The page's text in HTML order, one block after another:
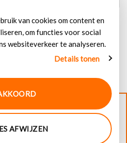
van cookies om content en
om functies voor social
websiteverkeer te analyseren.
Details tonen
AFWIJZEN
voorbehouden